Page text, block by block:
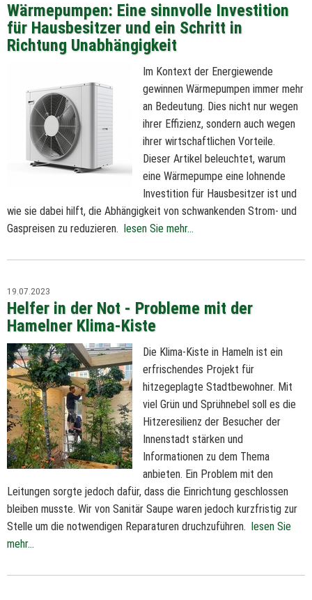
Wärmepumpen: Eine sinnvolle Investition
für Hausbesitzer und ein Schritt in
Richtung Unabhängigkeit
Im Kontext der Energiewende
gewinnen Wärmepumpen immer mehr
an Bedeutung. Dies nicht nur wegen
ihrer Effizienz, sondern auch wegen
ihrer wirtschaftlichen Vorteile.
Dieser Artikel beleuchtet, warum
eine Wärmepumpe eine lohnende
Investition für Hausbesitzer ist und
wie sie dabei hilft, die Abhängigkeit von schwankenden Strom- und
Gaspreisen zu reduzieren. lesen Sie mehr...
19.07.2023
Helfer in der Not - Probleme mit der
Hamelner Klima-Kiste
Die Klima-Kiste in Hameln ist ein
erfrischendes Projekt für
hitzegeplagte Stadtbewohner. Mit
viel Grün und Sprühnebel soll es die
Hitzeresilienz der Besucher der
Innenstadt stärken und
Informationen zu dem Thema
anbieten. Ein Problem mit den
Leitungen sorgte jedoch dafür, dass die Einrichtung geschlossen
bleiben musste. Wir von Sanitär Saupe waren jedoch kurzfristig zur
Stelle um die notwendigen Reparaturen druchzuführen. lesen Sie
mehr...